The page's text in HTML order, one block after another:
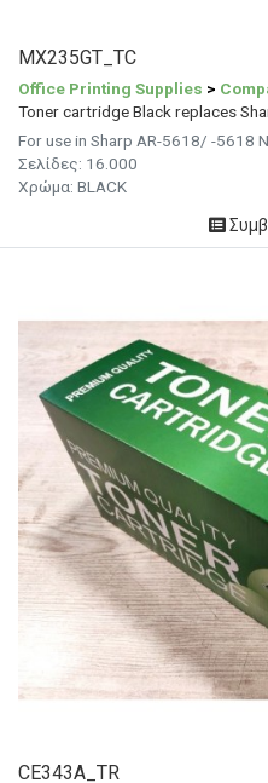
MX235GT_TC
Office Printing Supplies >
Toner cartridge Black replaces
For use in Sharp AR-5618/ -5618
Σελίδες: 16.000
Χρώμα: BLACK
CE343A_TR